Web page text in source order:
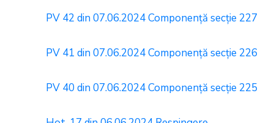
PV 42 din 07.06.2024 Componență secție 227
PV 41 din 07.06.2024 Componență secție 226
PV 40 din 07.06.2024 Componență secție 225